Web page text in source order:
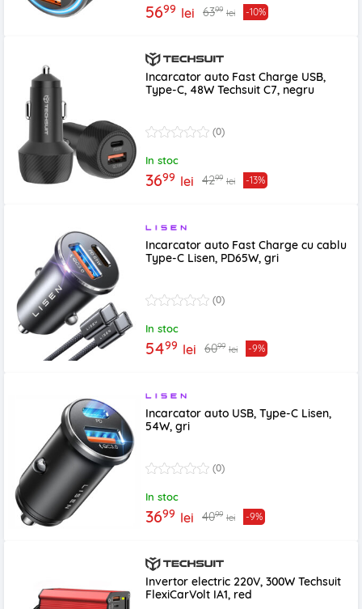
5699 lei 6399 lei -10%
Incarcator auto Fast Charge USB,
Type-C, 48W Techsuit C7, negru
(0)
In stoc
3699 lei 4299 lei -13%
Incarcator auto Fast Charge cu cablu
Type-C Lisen, PD65W, gri
(0)
In stoc
5499 lei 6099 lei -9%
Incarcator auto USB, Type-C Lisen,
54W, gri
(0)
In stoc
3699 lei 4099 lei -9%
Invertor electric 220V, 300W Techsuit
FlexiCarVolt IA1, red